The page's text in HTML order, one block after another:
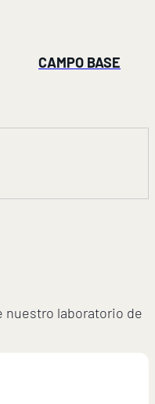
CAMPO BASE
nuestro laboratorio de